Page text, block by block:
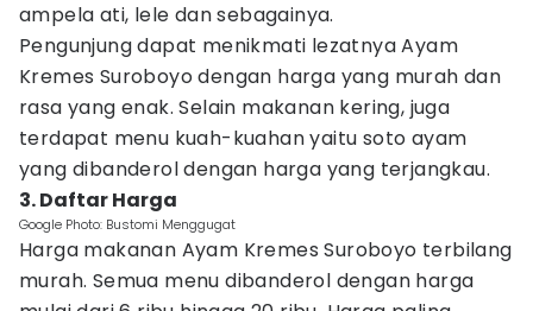
ampela ati, lele dan sebagainya.
Pengunjung dapat menikmati lezatnya Ayam
Kremes Suroboyo dengan harga yang murah dan
rasa yang enak. Selain makanan kering, juga
terdapat menu kuah-kuahan yaitu soto ayam
yang dibanderol dengan harga yang terjangkau.
3. Daftar Harga
Google Photo: Bustomi Menggugat
Harga makanan Ayam Kremes Suroboyo terbilang
murah. Semua menu dibanderol dengan harga